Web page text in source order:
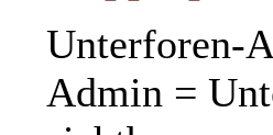
Unterforen-
Admin =